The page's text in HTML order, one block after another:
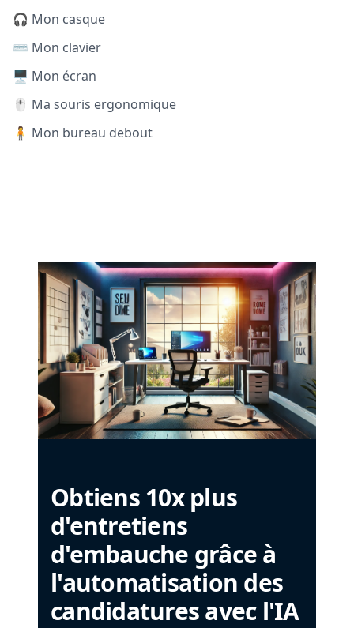
🎧 Mon casque
⌨️ Mon clavier
🖥️ Mon écran
🖱️ Ma souris ergonomique
🧍 Mon bureau debout
Obtiens 10x plus
d'entretiens
d'embauche grâce à
l'automatisation des
candidatures avec l'IA